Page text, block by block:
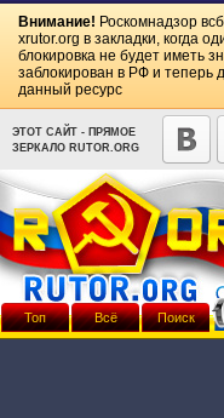
Внимание! Роскомнадзор
xrutor.org в закладки, когда
блокировка не будет иметь
заблокирован в РФ и теперь
данный ресурс
ЭТОТ САЙТ - ПРЯМОЕ
ЗЕРКАЛО RUTOR.ORG